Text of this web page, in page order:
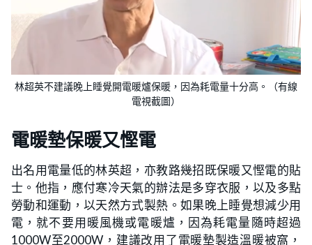
林超英不建議晚上睡覺開電暖爐保暖，因為耗電量十分高。（有線
電視截圖）
電暖墊保暖又慳電
出名用電量低的林英超，亦教路幾招既保暖又慳電的貼
士。他指，應付寒冷天氣的辦法是多穿衣服，以及多點
勞動和運動，以天然方式製熱。如果晚上睡覺想減少用
電，就不要用暖風機或電暖爐，因為耗電量隨時超過
1000W至2000W，建議改用了電暖墊製造溫暖被窩，